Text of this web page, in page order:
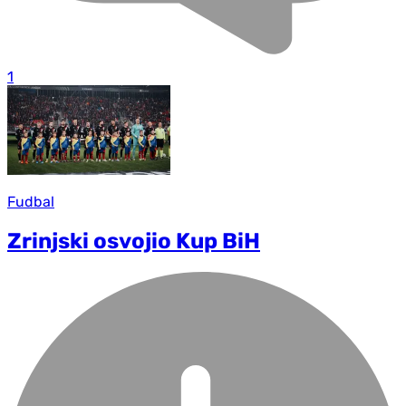
1
Fudbal
Zrinjski osvojio Kup BiH